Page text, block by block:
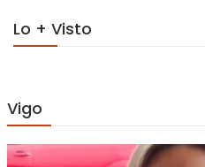
Lo + Visto
Vigo